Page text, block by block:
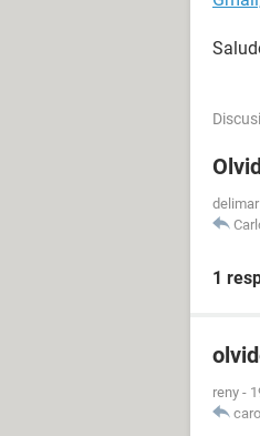
delimar
1
reny -